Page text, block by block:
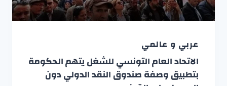
عربي و عالمي
الاتحاد العام التونسي للشغل يتهم الحكومة
بتطبيق وصفة صندوق النقد الدولي دون